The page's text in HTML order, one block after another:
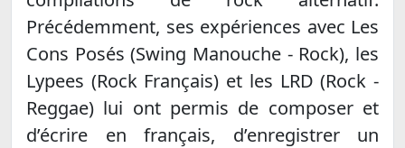
Précédemment, ses expériences avec Les
Cons Posés (Swing Manouche - Rock), les
Lypees (Rock Français) et les LRD (Rock -
Reggae) lui ont permis de composer et
d’écrire en français, d’enregistrer un